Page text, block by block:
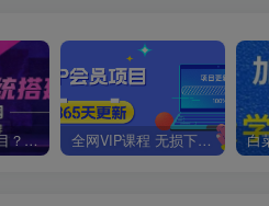
你还在到处找项目？还在当韭菜？我靠卖项目一个月收入5万+，曾经我也是个失败者。 全网VIP课程 无损下载~